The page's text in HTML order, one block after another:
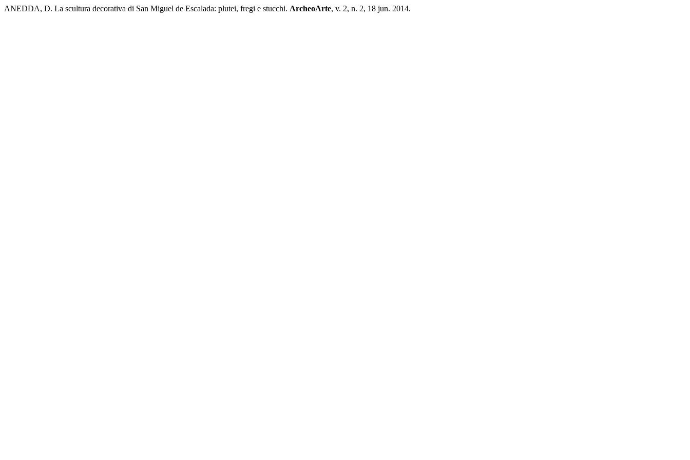
ANEDDA, D. La scultura decorativa di San Miguel de Escalada: plutei, fregi e stucchi. ArcheoArte, v. 2, n. 2, 18 jun. 2014.